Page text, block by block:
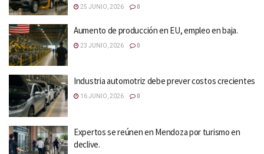
25 JUNIO, 2026 0
Aumento de producción en EU, empleo en baja.
23 JUNIO, 2026 0
Industria automotriz debe prever costos crecientes
16 JUNIO, 2026 0
Expertos se reúnen en Mendoza por turismo en
declive.